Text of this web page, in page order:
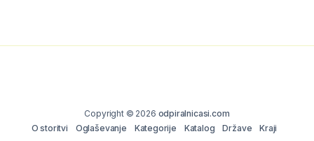
Copyright © 2026 odpiralnicasi.com
O storitvi
Oglaševanje Kategorije Katalog Države
Kraji